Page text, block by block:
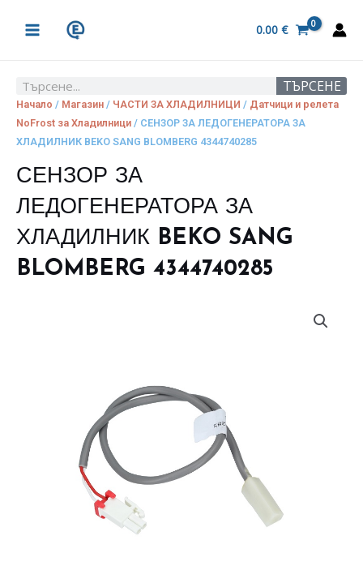
MENU
0.00 €
Search ТЪРСЕНЕ
Начало / Магазин / ЧАСТИ ЗА ХЛАДИЛНИЦИ / Датчици и релета
NoFrost за Хладилници / СЕНЗОР ЗА ЛЕДОГЕНЕРАТОРА ЗА
ХЛАДИЛНИК BEKO SANG BLOMBERG 4344740285
СЕНЗОР ЗА
ЛЕДОГЕНЕРАТОРА ЗА
ХЛАДИЛНИК BEKO SANG
BLOMBERG 4344740285